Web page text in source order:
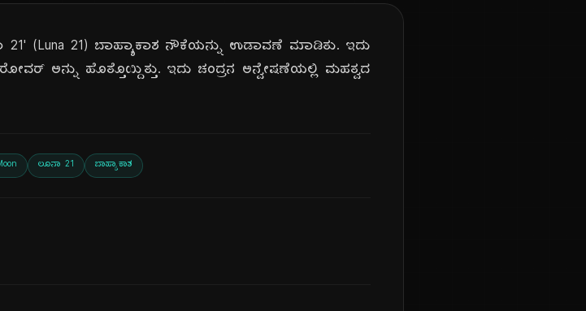
(Luna 21) ಬಾಹ್ಯಾಕಾಶ ನೌಕೆಯನ್ನು ಉಡಾವಣೆ ಮಾಡಿತು. ಇದು
ಅನ್ನು ಹೊತ್ತೊಯ್ದಿತ್ತು. ಇದು ಚಂದ್ರನ ಅನ್ವೇಷಣೆಯಲ್ಲಿ ಮಹತ್ವದ
ಲೂನಾ 21 ಬಾಹ್ಯಾಕಾಶ